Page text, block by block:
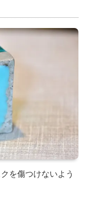
を傷つけないよう